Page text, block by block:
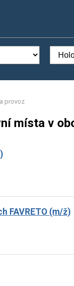
provoz
místa v
FAVRETO (m/ž)